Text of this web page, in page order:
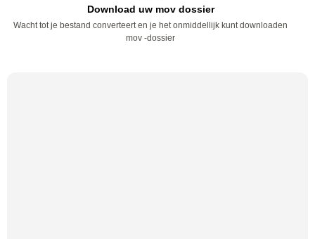
Download uw mov dossier
Wacht tot je bestand converteert en je het onmiddellijk kunt downloaden
mov -dossier